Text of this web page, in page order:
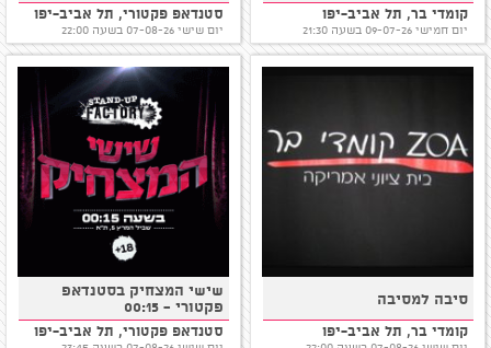
קומדי בר, תל אביב-יפו
יום חמישי 09-07-26 בשעה 21:30
סטנדאפ פקטורי, תל אביב-יפו
יום שישי 07-08-26 בשעה 22:00
סיבה למסיבה
קומדי בר, תל אביב-יפו
שישי המצחיק בסטנדאפ
פקטורי - 00:15
סטנדאפ פקטורי, תל אביב-יפו